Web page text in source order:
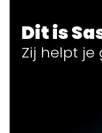
Dit is
Zij helpt je